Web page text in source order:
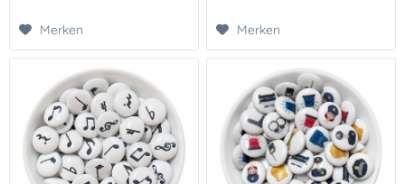
tolle...Merken
tolle...Merken